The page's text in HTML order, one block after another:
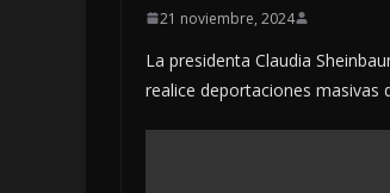
21 noviembre, 2024
La presidenta Claudia
realice deportaciones masivas